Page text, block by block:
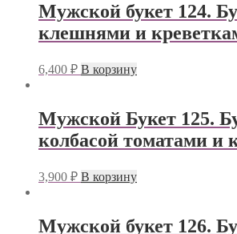
Мужской букет 124.
клешнями и
6,400 ₽ В корзину
Мужской Букет 125.
колбасой томатами и
3,900 ₽ В корзину
Мужской букет 126.